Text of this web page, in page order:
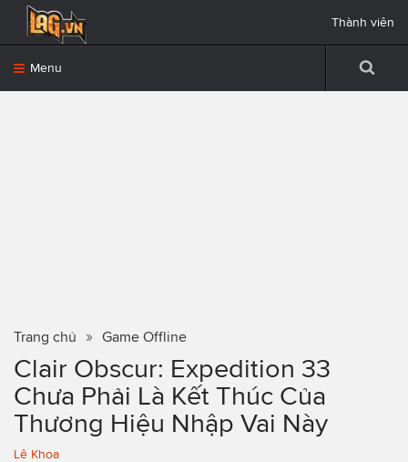
Menu
Thành viên
Trang chủ Game Offline
Clair Obscur: Expedition 33
Chưa Phải Là Kết Thúc Của
Thương Hiệu Nhập Vai Này
Lê Khoa